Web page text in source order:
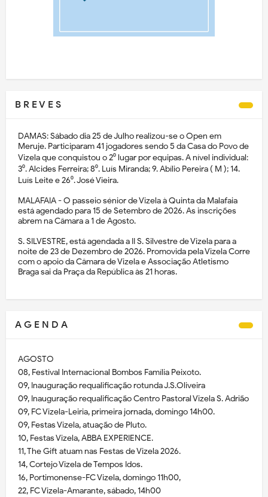
B R E V E S
DAMAS: Sábado dia 25 de Julho realizou-se o Open em
Meruje. Participaram 41 jogadores sendo 5 da Casa do Povo de
Vizela que conquistou o 2⁰ lugar por equipas. A nível individual:
3⁰. Alcides Ferreira; 8⁰. Luís Miranda; 9. Abílio Pereira ( M ); 14.
Luís Leite e 26⁰. José Vieira.
MALAFAIA - O passeio sénior de Vizela à Quinta da Malafaia
está agendado para 15 de Setembro de 2026. As inscrições
abrem na Câmara a 1 de Agosto.
S. SILVESTRE, está agendada a II S. Silvestre de Vizela para a
noite de 23 de Dezembro de 2026. Promovida pela Vizela Corre
com o apoio da Câmara de Vizela e Associação Atletismo
Braga sai da Praça da República às 21 horas.
A G E N D A
AGOSTO
08, Festival Internacional Bombos Família Peixoto.
09, Inauguração requalificação rotunda J.S.Oliveira
09, Inauguração requalificação Centro Pastoral Vizela S. Adrião
09, FC Vizela-Leiria, primeira jornada, domingo 14h00.
09, Festas Vizela, atuação de Pluto.
10, Festas Vizela, ABBA EXPERIENCE.
11, The Gift atuam nas Festas de Vizela 2026.
14, Cortejo Vizela de Tempos Idos.
16, Portimonense-FC Vizela, domingo 11h00,
22, FC Vizela-Amarante, sábado, 14h00